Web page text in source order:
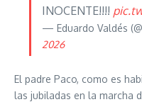
INOCENTE!!!!
— Eduardo Valdés
2026
El padre Paco, como es
las jubiladas en la marcha